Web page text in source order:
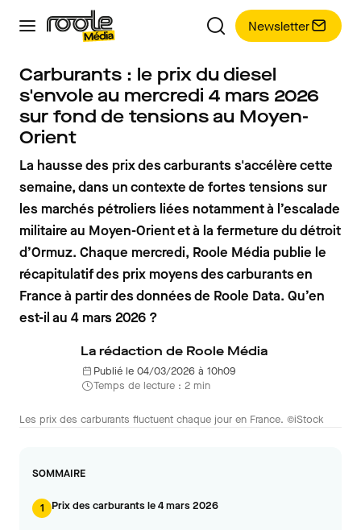
Newsletter
Carburants : le prix du diesel
s'envole au mercredi 4 mars 2026
sur fond de tensions au Moyen-
Orient
La hausse des prix des carburants s'accélère cette
semaine, dans un contexte de fortes tensions sur
les marchés pétroliers liées notamment à l’escalade
militaire au Moyen-Orient et à la fermeture du détroit
d’Ormuz. Chaque mercredi, Roole Média publie le
récapitulatif des prix moyens des carburants en
France à partir des données de Roole Data. Qu’en
est-il au 4 mars 2026 ?
La rédaction de Roole Média
Publié le 04/03/2026 à 10h09
Temps de lecture : 2 min
Les prix des carburants fluctuent chaque jour en France. ©iStock
SOMMAIRE
1 Prix des carburants le 4 mars 2026